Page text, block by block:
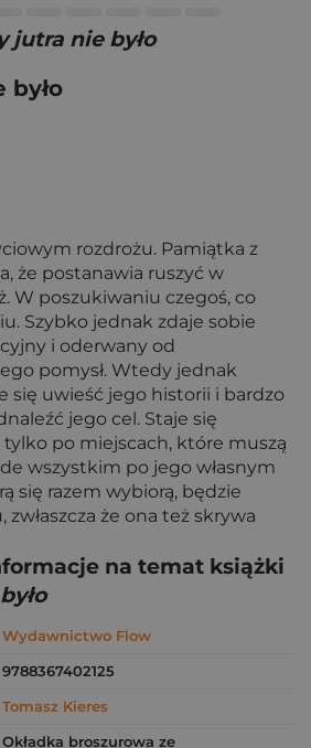
jutra nie było
było
rozdrożu. Pamiątka z
że postanawia ruszyć w
W poszukiwaniu czegoś, co
Szybko jednak zdaje sobie
i oderwany od
pomysł. Wtedy jednak
się uwieść jego historii i bardzo
jego cel. Staje się
po miejscach, które muszą
wszystkim po jego własnym
się razem wybiorą, będzie
zwłaszcza że ona też skrywa
na temat książki
Wydawnictwo Flow
9788367402125
Tomasz Kieres
Okładka broszurowa ze